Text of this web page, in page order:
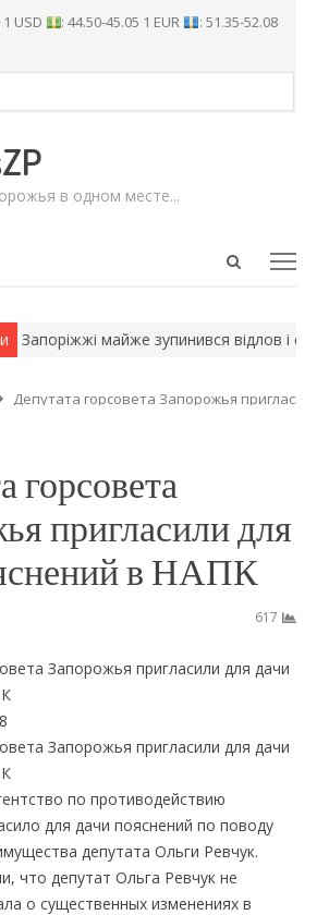
USD : 44.50-45.05 1 EUR
: 51.35-52.08
ZP
в одном месте...
Open
Запоріжжі майже зупинився відлов і
Депутата горсовета Запорожья
горсовета
пригласили для
в НАПК
617
по противодействию
для дачи пояснений по поводу
депутата Ольги Ревчук.
что депутат Ольга Ревчук не
о существенных изменениях в